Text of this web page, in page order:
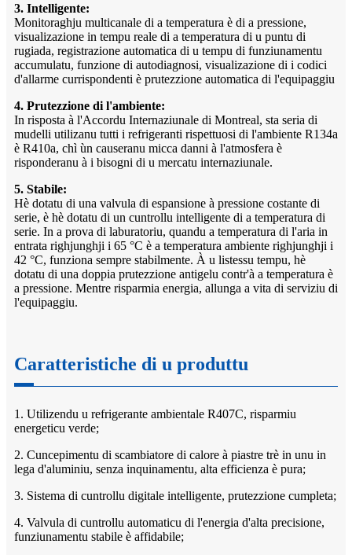
3. Intelligente:
Monitoraghju multicanale di a temperatura è di a pressione,
visualizazione in tempu reale di a temperatura di u puntu di
rugiada, registrazione automatica di u tempu di funziunamentu
accumulatu, funzione di autodiagnosi, visualizazione di i codici
d'allarme currispondenti è prutezzione automatica di l'equipaggiu
4. Prutezzione di l'ambiente:
In risposta à l'Accordu Internaziunale di Montreal, sta seria di
mudelli utilizanu tutti i refrigeranti rispettuosi di l'ambiente R134a
è R410a, chì ùn causeranu micca danni à l'atmosfera è
risponderanu à i bisogni di u mercatu internaziunale.
5. Stabile:
Hè dotatu di una valvula di espansione à pressione costante di
serie, è hè dotatu di un cuntrollu intelligente di a temperatura di
serie. In a prova di laburatoriu, quandu a temperatura di l'aria in
entrata righjunghji i 65 °C è a temperatura ambiente righjunghji i
42 °C, funziona sempre stabilmente. À u listessu tempu, hè
dotatu di una doppia prutezzione antigelu contr'à a temperatura è
a pressione. Mentre risparmia energia, allunga a vita di serviziu di
l'equipaggiu.
Caratteristiche di u produttu
1. Utilizendu u refrigerante ambientale R407C, risparmiu
energeticu verde;
2. Cuncepimentu di scambiatore di calore à piastre trè in unu in
lega d'aluminiu, senza inquinamentu, alta efficienza è pura;
3. Sistema di cuntrollu digitale intelligente, prutezzione cumpleta;
4. Valvula di cuntrollu automaticu di l'energia d'alta precisione,
funziunamentu stabile è affidabile;